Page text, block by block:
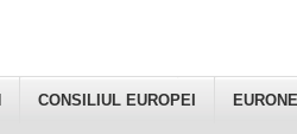
CONSILIUL EUROPEI